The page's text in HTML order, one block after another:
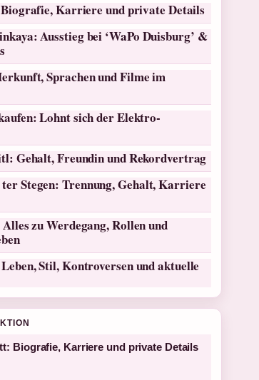
Karriere und private Details
Ausstieg bei ‘WaPo Duisburg’ &
Sprachen und Filme im
Lohnt sich der Elektro-
Gehalt, Freundin und Rekordvertrag
Stegen: Trennung, Gehalt, Karriere
zu Werdegang, Rollen und
Stil, Kontroversen und aktuelle
Biografie, Karriere und private Details